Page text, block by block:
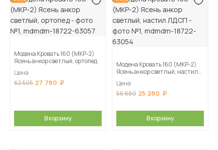
Модена Кровать 160 (МКР-2)
Ясень анкор светлый, ортопед
Цена
62 505 27 780
В корзину
Модена Кровать 160 (МКР-2)
Ясень анкор светлый, настил
Цена
56 880 25 280
В корзину